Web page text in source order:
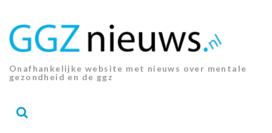
inhoud.
Onafhankelijke website met nieuws over mentale
gezondheid en de ggz